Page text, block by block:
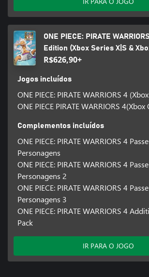
ONE PIECE: PIRATE
Edition (Xbox Series X|S &
R$626,90+
Jogos incluídos
ONE PIECE: PIRATE WARRIORS 4
ONE PIECE PIRATE WARRIORS 4(Xbox
Complementos incluídos
ONE PIECE: PIRATE WARRIORS 4
Personagens
ONE PIECE: PIRATE WARRIORS 4
Personagens 2
ONE PIECE: PIRATE WARRIORS 4
Personagens 3
ONE PIECE: PIRATE WARRIORS 4
Pack
IR PARA O JOGO